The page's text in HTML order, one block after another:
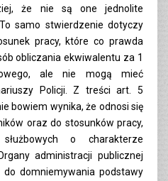
że nie są one jednolite
samo stwierdzenie dotyczy
pracy, które co prawda
obliczania ekwiwalentu za 1
ale nie mogą mieć
Policji. Z treści art. 5
bowiem wynika, że odnosi się
oraz do stosunków pracy,
o charakterze
administracji publicznej
domniemywania podstawy